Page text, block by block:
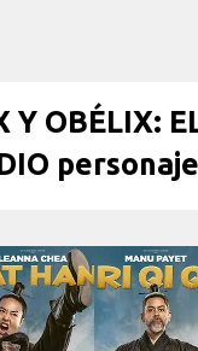
Y OBÉLIX: